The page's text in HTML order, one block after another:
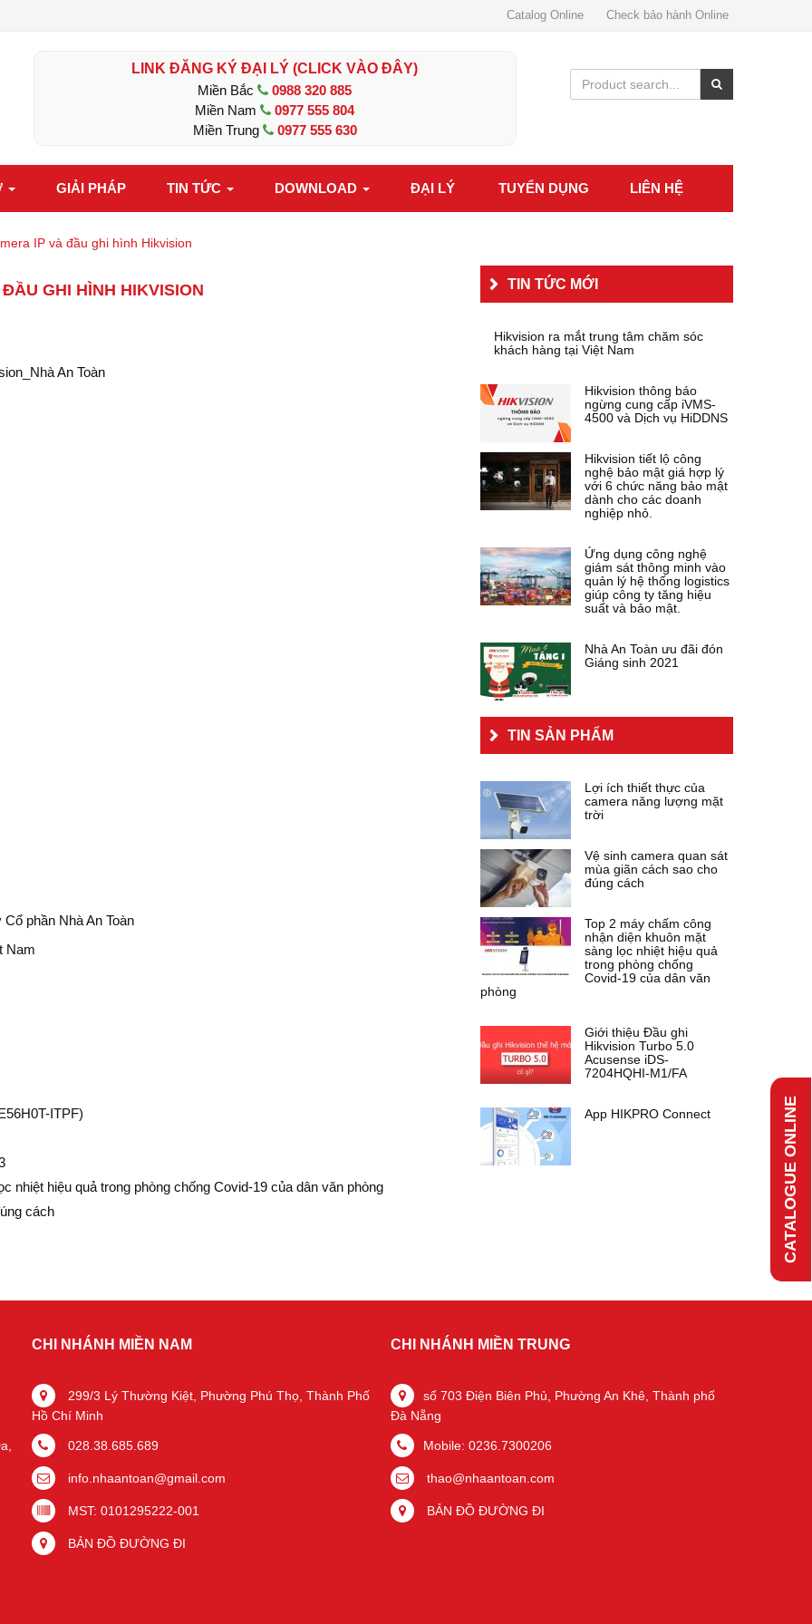
Catalog Online Check bảo hành Online
LINK ĐĂNG KÝ ĐẠI LÝ (CLICK VÀO ĐÂY)
Miền Bắc
0988 320 885
Miền Nam
0977 555 804
Miền Trung
0977 555 630
GIẢI PHÁP TIN TỨC DOWNLOAD ĐẠI LÝ TUYỂN DỤNG LIÊN HỆ
CATALOGUE ONLINE
IP và đầu ghi hình Hikvision
GHI HÌNH HIKVISION
An Toàn
phần Nhà An Toàn
Nam
ITPF)
nhiệt hiệu quả trong phòng chống Covid-19 của dân văn phòng
cách
TIN TỨC MỚI
Hikvision ra mắt trung tâm chăm sóc
khách hàng tại Việt Nam
Hikvision thông báo
ngừng cung cấp iVMS-
4500 và Dịch vụ HiDDNS
Hikvision tiết lộ công
nghệ bảo mật giá hợp lý
với 6 chức năng bảo mật
dành cho các doanh
nghiệp nhỏ.
Ứng dụng công nghệ
giám sát thông minh vào
quản lý hệ thống logistics
giúp công ty tăng hiệu
suất và bảo mật.
Nhà An Toàn ưu đãi đón
Giáng sinh 2021
TIN SẢN PHẨM
Lợi ích thiết thực của
camera năng lượng mặt
trời
Vệ sinh camera quan sát
mùa giãn cách sao cho
đúng cách
Top 2 máy chấm công
nhận diện khuôn mặt
sàng lọc nhiệt hiệu quả
trong phòng chống
Covid-19 của dân văn
phòng
Giới thiệu Đầu ghi
Hikvision Turbo 5.0
Acusense iDS-
7204HQHI-M1/FA
App HIKPRO Connect
CHI NHÁNH MIỀN NAM
299/3 Lý Thường Kiệt, Phường Phú Thọ, Thành Phố
Hồ Chí Minh
028.38.685.689
info.nhaantoan@gmail.com
MST: 0101295222-001
BẢN ĐỒ ĐƯỜNG ĐI
CHI NHÁNH MIỀN TRUNG
số 703 Điện Biên Phủ, Phường An Khê, Thành phố
Đà Nẵng
Mobile: 0236.7300206
thao@nhaantoan.com
BẢN ĐỒ ĐƯỜNG ĐI